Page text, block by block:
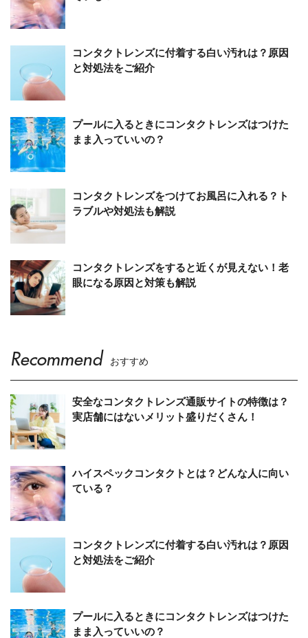
コンタクトレンズに付着する白い汚れは？原因
と対処法をご紹介
プールに入るときにコンタクトレンズはつけた
まま入っていいの？
コンタクトレンズをつけてお風呂に入れる？ト
ラブルや対処法も解説
コンタクトレンズをすると近くが見えない！老
眼になる原因と対策も解説
Recommend おすすめ
安全なコンタクトレンズ通販サイトの特徴は？
実店舗にはないメリット盛りだくさん！
ハイスペックコンタクトとは？どんな人に向い
ている？
コンタクトレンズに付着する白い汚れは？原因
と対処法をご紹介
プールに入るときにコンタクトレンズはつけた
まま入っていいの？